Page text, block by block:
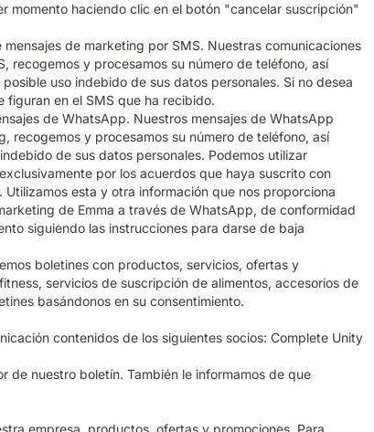
momento haciendo clic en el botón "cancelar suscripción"
de marketing por SMS. Nuestras comunicaciones
recogemos y procesamos su número de teléfono, así
uso indebido de sus datos personales. Si no desea
en el SMS que ha recibido.
de WhatsApp. Nuestros mensajes de WhatsApp
recogemos y procesamos su número de teléfono, así
de sus datos personales. Podemos utilizar
por los acuerdos que haya suscrito con
esta y otra información que nos proporciona
de Emma a través de WhatsApp, de conformidad
siguiendo las instrucciones para darse de baja
boletines con productos, servicios, ofertas y
servicios de suscripción de alimentos, accesorios de
basándonos en su consentimiento.
contenidos de los siguientes socios: Complete Unity
de nuestro boletín. También le informamos de que
empresa, productos, ofertas y promociones. Para